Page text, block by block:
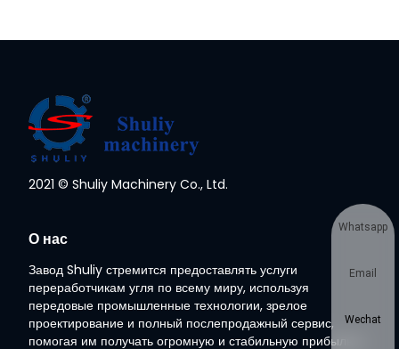
2021 © Shuliy Machinery Co., Ltd.
О нас
Завод Shuliy стремится предоставлять услуги
переработчикам угля по всему миру, используя
передовые промышленные технологии, зрелое
проектирование и полный послепродажный сервис,
помогая им получать огромную и стабильную прибыль в
Whatsapp
Email
Wechat